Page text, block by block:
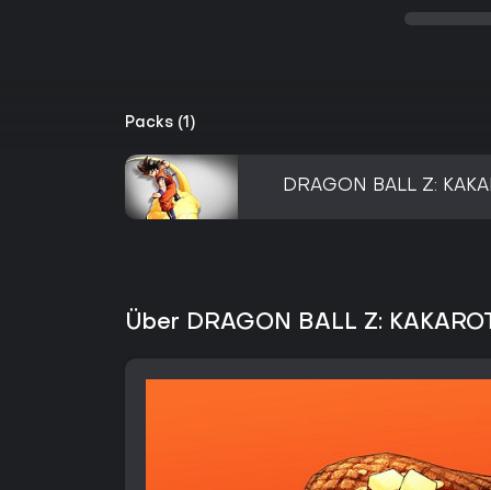
Packs (1)
DRAGON BALL Z:
Über DRAGON BALL Z: